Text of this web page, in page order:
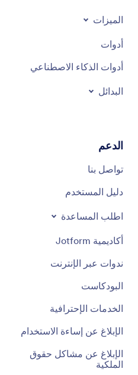
الميزات
أدوات
أدوات الذكاء الاصطناعي
البدائل
الدعم
تواصل بنا
دليل المستخدم
اطلب المساعدة
أكاديمية Jotform
ندوات عبر الإنترنت
البودكاست
الخدمات الإحترافية
الإبلاغ عن إساءة الاستخدام
الإبلاغ عن مشاكل حقوق
الملكية